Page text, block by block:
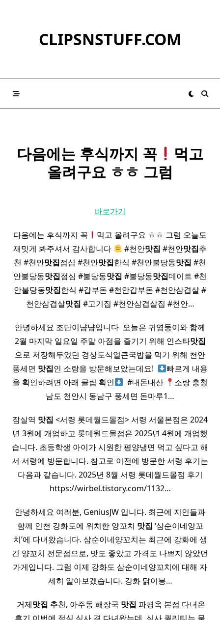
CLIPSNSTUFF.COM
다음에는 후식까지 꼭
먹고
올려구요 ㅎㅎ 그럼
바로가기
다음에는 후식까지 꼭
먹고 올려구요 ㅎㅎ 그럼 오늘도
재밋게 봐주셔서 감사합니다
#천안맛집 #천안맛집추
천 #천안맛집점심 #천안맛집한식 #천안불당동맛집 #천
안불당동맛집점심 #불당동맛집 #불당동맛집데이트 #천
안불당동맛집한식 #갑부돈 #천안갑부돈 #천안삼겹살 #
천안삼겹살맛집 #고기집 #천안삼겹살집 #천안…
안녕하세요 조단이냠냠입니다 ​ 오늘은 귀염둥이와 함께
2월 마지막 일요일 주말 아점을 즐기기 위해 인스타맛집
으로 저장해두었던 경상도식얼큰국밥을 먹기 위해 천안
풍세면 맛집인 소랑을 방문해보았는데요! ​
빠르게 내용
을 확인하려면 아래 클립 확인
​ #내돈내산
소랑 충청
남도 천안시 동남구 풍세면 돈마루1…
잠실역 맛집 <서령 롯데월드몰점> 서령 서울본점은 2024
년 3월에 개업하고 롯데월드몰점은 2025년 4월에 개업했
습니다. 초등학생 아이가 시원한 평양냉면 먹고 싶다고 해
서 서령에 방문합니다. 참고로 이전에 방문한 서령 후기는
다음과 같습니다. 2025년 8월 서령 롯데월드몰점 후기
https://wirbel.tistory.com/1132…
안녕하세요 여러분, GeniusJW 입니다. 최근에 지인들과
함께 인천 강화도에 위치한 양꼬치 맛집 ‘삼순이네양꼬
치’에 다녀왔습니다. 삼순이네양꼬치는 최근에 강화에 생
긴 양꼬치 전문점으로, 맛도 좋았고 가격도 나쁘지 않았던
가게입니다. 그럼 이제 강화도 삼순이네양꼬치에 대해 자
세히 알아보겠습니다. 강화 닭이봉…
​ 거제맛집 추천, 아주동 해장국 맛집 파평옥 본점 다녀온